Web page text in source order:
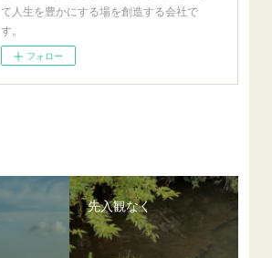
て人生を豊かにする場を創造する会社で
す。
フォロー
先入観なく